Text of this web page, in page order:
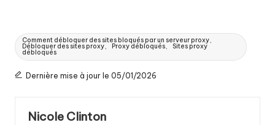
Tags
:
Comment débloquer des sites bloqués par un serveur proxy、
Débloquer des sites proxy、 Proxy débloqués、 Sites proxy
débloqués
Dernière mise à jour le 05/01/2026
Nicole Clinton